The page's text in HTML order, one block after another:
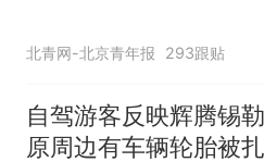
北青网-北京青年报 293跟贴
自驾游客反映辉腾锡
原周边有车辆轮胎被